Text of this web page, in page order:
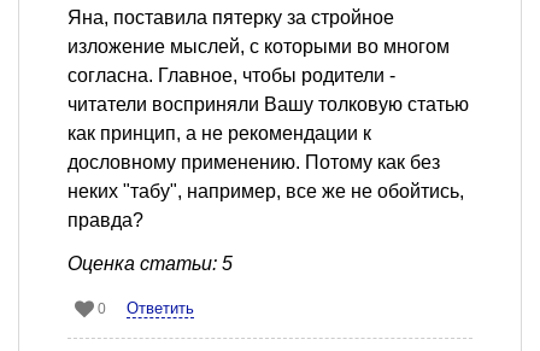
Яна, поставила пятерку за стройное
изложение мыслей, с которыми во многом
согласна. Главное, чтобы родители -
читатели восприняли Вашу толковую статью
как принцип, а не рекомендации к
дословному применению. Потому как без
неких "табу", например, все же не обойтись,
правда?
Оценка статьи: 5
0 Ответить